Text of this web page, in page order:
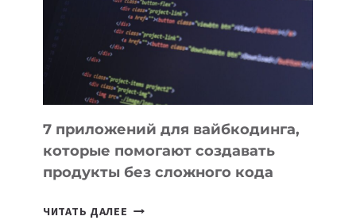
ФИНАНСИРОВАНИИ
7 приложений для вайбкодинга,
которые помогают создавать
продукты без сложного кода
ЧИТАТЬ ДАЛЕЕ